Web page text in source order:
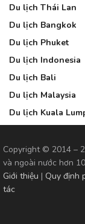
Du lịch Thái Lan
Du lịch Bangkok
Du lịch Phuket
Du lịch Indonesia
Du lịch Bali
Du lịch Malaysia
Du lịch Kuala
Copyright © 2014 –
và ngoài nước hơn
Giới thiệu | Quy định
tác